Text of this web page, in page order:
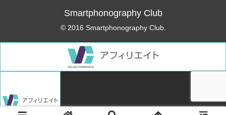
Smartphonography Club
© 2016 Smartphonography Club.